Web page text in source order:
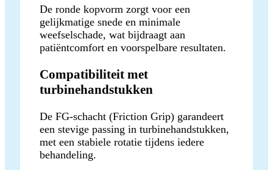
De ronde kopvorm zorgt voor een
gelijkmatige snede en minimale
weefselschade, wat bijdraagt aan
patiëntcomfort en voorspelbare resultaten.
Compatibiliteit met
turbinehandstukken
De FG-schacht (Friction Grip) garandeert
een stevige passing in turbinehandstukken,
met een stabiele rotatie tijdens iedere
behandeling.